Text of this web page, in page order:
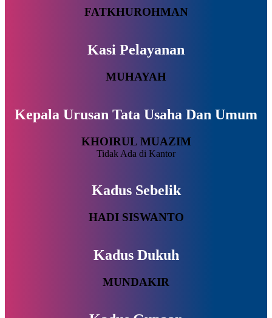
FATKHUROHMAN
Kasi Pelayanan
MUHAYAH
Kepala Urusan Tata Usaha Dan Umum
KHOIRUL MUAZIM
Tidak Ada di Kantor
Kadus Sebelik
HADI SISWANTO
Kadus Dukuh
MUNDAKIR